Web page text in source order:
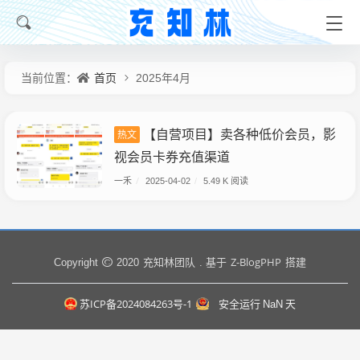
当前位置： 首页 2025年4月
热文
【自营项目】卖各种低价会员，影
视会员卡券充值渠道
一禾 2025-04-02 5.49 K 阅读
Copyright 2020 充知林团队 . 基于 Z-BlogPHP 搭建
苏ICP备2024084263号-1 安全运行 NaN 天